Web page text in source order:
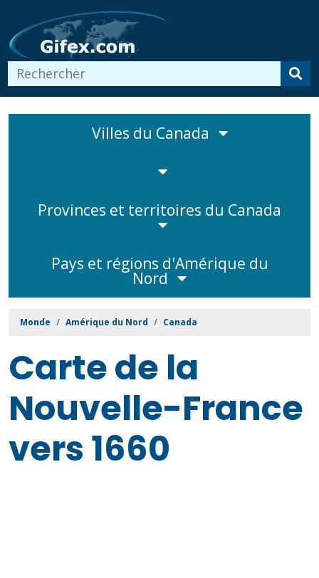
Villes du Canada
Pays et régions d'Amérique du
Nord
Monde Amérique du Nord Canada
Carte de la
Nouvelle-France
vers 1660